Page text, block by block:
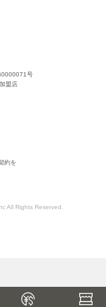
号
盟店
約を
All Rights Reserved.